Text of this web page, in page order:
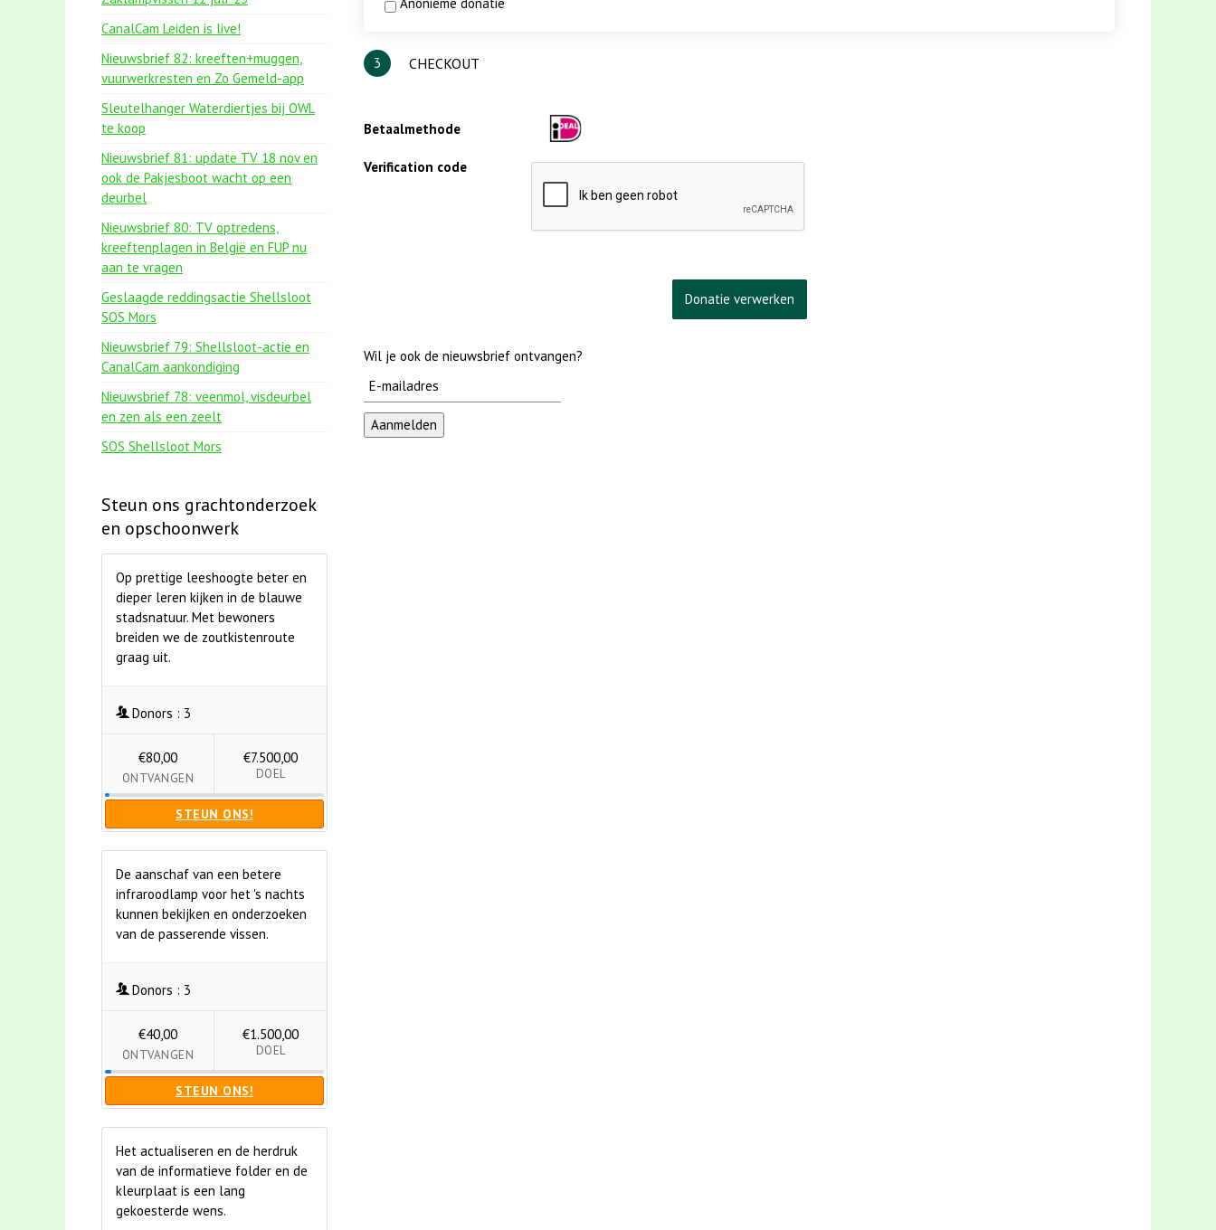
3 CHECKOUT
Betaalmethode
Verification code
Wil je ook de nieuwsbrief ontvangen?
CanalCam Leiden is live!
Nieuwsbrief 82: kreeften+muggen,
vuurwerkresten en Zo Gemeld-app
Sleutelhanger Waterdiertjes bij OWL
te koop
Nieuwsbrief 81: update TV 18 nov en
ook de Pakjesboot wacht op een
deurbel
Nieuwsbrief 80: TV optredens,
kreeftenplagen in België en FUP nu
aan te vragen
Geslaagde reddingsactie Shellsloot
SOS Mors
Nieuwsbrief 79: Shellsloot-actie en
CanalCam aankondiging
Nieuwsbrief 78: veenmol, visdeurbel
en zen als een zeelt
SOS Shellsloot Mors
Steun ons grachtonderzoek
en opschoonwerk
Op prettige leeshoogte beter en
dieper leren kijken in de blauwe
stadsnatuur. Met bewoners
breiden we de zoutkistenroute
graag uit.
Donors : 3
€80,00
ONTVANGEN
€7.500,00
DOEL
STEUN ONS!
De aanschaf van een betere
infraroodlamp voor het 's nachts
kunnen bekijken en onderzoeken
van de passerende vissen.
Donors : 3
€40,00
ONTVANGEN
€1.500,00
DOEL
STEUN ONS!
Het actualiseren en de herdruk
van de informatieve folder en de
kleurplaat is een lang
gekoesterde wens.